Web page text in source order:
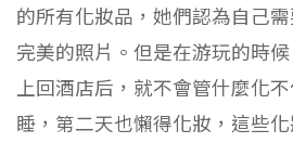
的所有化妝品，她們認為自己
完美的照片。但是在游玩的時
上回酒店后，就不會管什麼化
睡，第二天也懶得化妝，這些